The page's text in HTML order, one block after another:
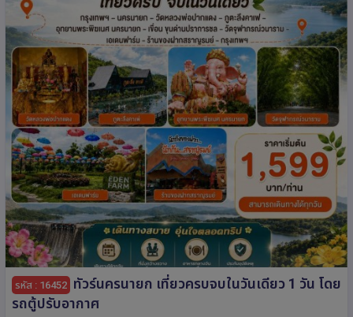
รหัส : 16452 ทัวร์นครนายก เที่ยวครบจบในวันเดียว 1 วัน โดย
รถตู้ปรับอากาศ